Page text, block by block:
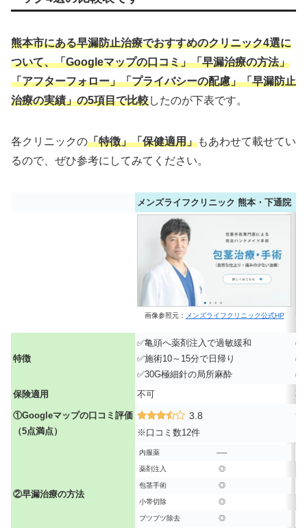
熊本市にある早漏防止治療でおすすめのクリニック4選に
ついて、「Googleマップの口コミ」「早漏治療の方法」
「アフターフォロー」「プライバシーの配慮」「早漏防止
治療の実績」の5項目で比較したのが下表です。
各クリニックの「特徴」「保健適用」もあわせて載せてい
るので、ぜひ参考にしてみてください。
メンズライフクリニック 熊本・下通院
画像参照元： メンズライフクリニック公式HP
特徴
✅亀頭へ薬剤注入で過敏緩和
✅施術10～15分で日帰り
✅30G極細針の局所麻酔
✅
✅
保険適用
不可 不
①Googleマップの口コミ評価
（5点満点）
3.8
※口コミ数12件
②早漏治療の方法
内服薬 —–
薬剤注入 ◎
包茎手術 ◎
小帯切除 ◎
ブツブツ除去 ◎